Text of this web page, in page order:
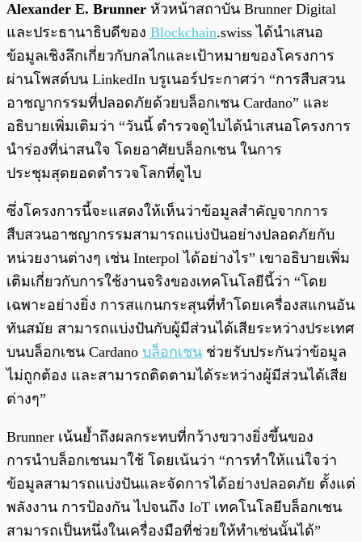
Alexander E. Brunner หัวหน้าสถาบัน Brunner Digital
และประธานาธิบดีของ Blockchain.swiss ได้นำเสนอ
ข้อมูลเชิงลึกเกี่ยวกับกลไกและเป้าหมายของโครงการ
ผ่านโพสต์บน LinkedIn บรูเนอร์ประกาศว่า “การสืบสวน
อาชญากรรมที่ปลอดภัยด้วยบล็อกเชน Cardano” และ
อธิบายเพิ่มเติมว่า “วันนี้ ตำรวจดูไบได้นำเสนอโครงการ
นำร่องที่น่าสนใจ โดยอาศัยบล็อกเชน ในการ
ประชุมสุดยอดตำรวจโลกที่ดูไบ
ซึ่งโครงการนี้จะแสดงให้เห็นว่าข้อมูลสำคัญจากการ
สืบสวนอาชญากรรมสามารถแบ่งปันอย่างปลอดภัยกับ
หน่วยงานต่างๆ เช่น Interpol ได้อย่างไร” เขาอธิบายเพิ่ม
เติมเกี่ยวกับการใช้งานจริงของเทคโนโลยีนี้ว่า “โดย
เฉพาะอย่างยิ่ง การสแกนกระสุนที่ทำโดยเครื่องสแกนอัน
ทันสมัย สามารถแบ่งปันกับผู้มีส่วนได้เสียระหว่างประเทศ
บนบล็อกเชน Cardano บล็อกเชน ช่วยรับประกันว่าข้อมูล
ไม่ถูกต้อง และสามารถติดตามได้ระหว่างผู้มีส่วนได้เสีย
ต่างๆ”
Brunner เน้นย้ำถึงผลกระทบที่กว้างขวางยิ่งขึ้นของ
การนำบล็อกเชนมาใช้ โดยเน้นว่า “การทำให้แน่ใจว่า
ข้อมูลสามารถแบ่งปันและจัดการได้อย่างปลอดภัย ตั้งแต่
พลังงาน การป้องกัน ไปจนถึง IoT เทคโนโลยีบล็อกเชน
สามารถเป็นหนึ่งในเครื่องมือที่ช่วยให้ทำเช่นนั้นได้”